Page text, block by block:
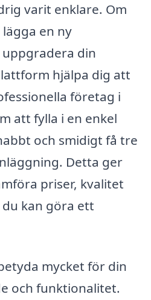
varit enklare. Om
en ny
din
hjälpa dig att
företag i
att fylla i en enkel
och smidigt få tre
Detta ger
priser, kvalitet
kan göra ett
mycket för din
och funktionalitet.